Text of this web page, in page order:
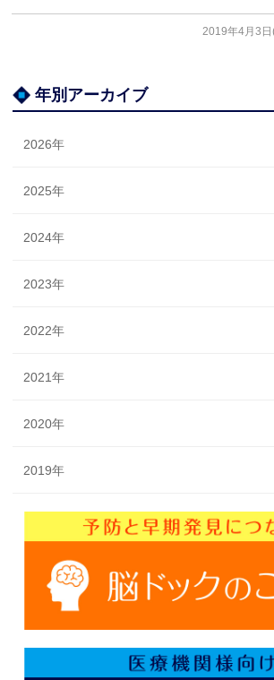
2019年4月3
年別アーカイブ
2026年
2025年
2024年
2023年
2022年
2021年
2020年
2019年